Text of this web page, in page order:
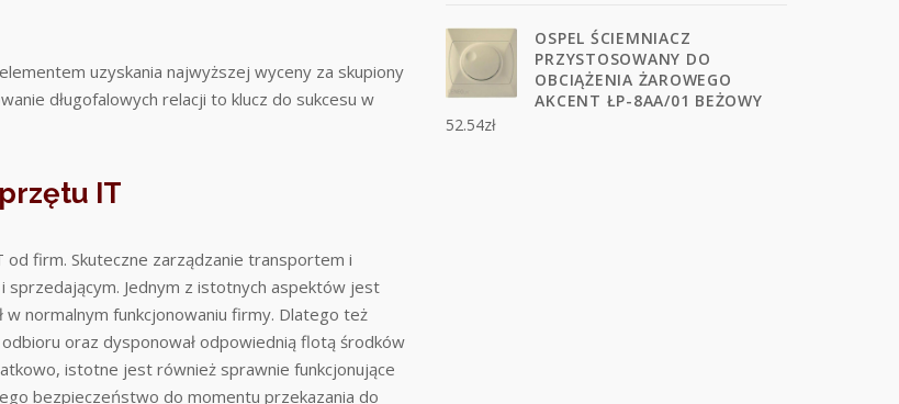
uzyskania najwyższej wyceny za skupiony
długofalowych relacji to klucz do sukcesu w
IT
firm. Skuteczne zarządzanie transportem i
sprzedającym. Jednym z istotnych aspektów jest
w normalnym funkcjonowaniu firmy. Dlatego też
oraz dysponował odpowiednią flotą środków
istotne jest również sprawnie funkcjonujące
bezpieczeństwo do momentu przekazania do
OSPEL ŚCIEMNIACZ
PRZYSTOSOWANY DO
OBCIĄŻENIA ŻAROWEGO
AKCENT ŁP-8AA/01 BEŻOWY
52.54zł